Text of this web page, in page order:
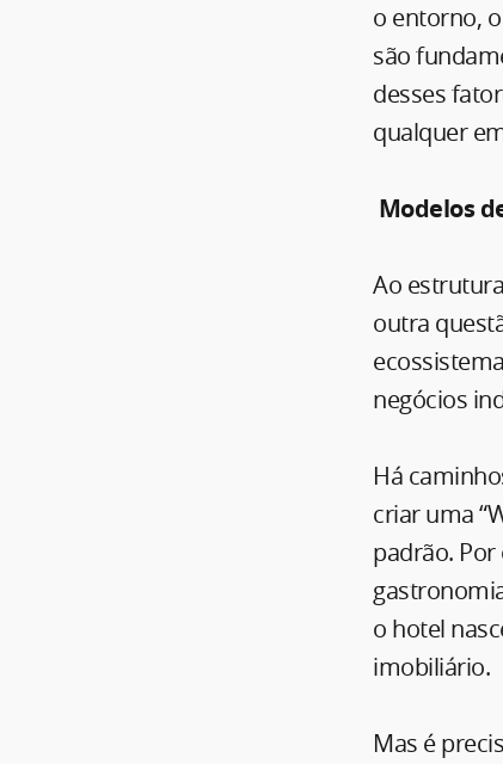
o entorno,
são
desses
qualquer
Modelos
Ao
outra
negócios
Há
criar uma
padrão.
o hotel
imobiliário.
Mas é